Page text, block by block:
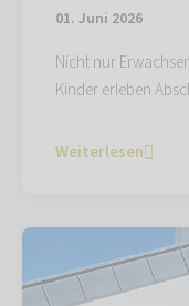
01. Juni 2026
Nicht nur
Kinder erleben
Weiterlesen